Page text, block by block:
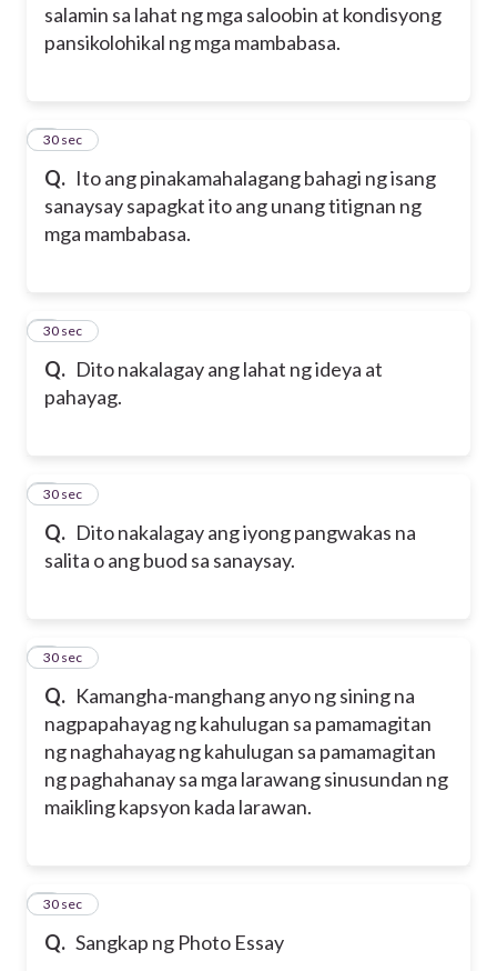
salamin sa lahat ng mga saloobin at kondisyong
pansikolohikal ng mga mambabasa.
Q. Ito ang pinakamahalagang bahagi ng isang
sanaysay sapagkat ito ang unang titignan ng
mga mambabasa.
5
30 sec
Q. Dito nakalagay ang lahat ng ideya at
pahayag.
6
30 sec
Q. Dito nakalagay ang iyong pangwakas na
salita o ang buod sa sanaysay.
7
30 sec
Q. Kamangha-manghang anyo ng sining na
nagpapahayag ng kahulugan sa pamamagitan
ng naghahayag ng kahulugan sa pamamagitan
ng paghahanay sa mga larawang sinusundan ng
maikling kapsyon kada larawan.
8
30 sec
Q. Sangkap ng Photo Essay
9
30 sec